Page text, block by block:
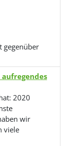
gegenüber
aufregendes
2020
wir
viele